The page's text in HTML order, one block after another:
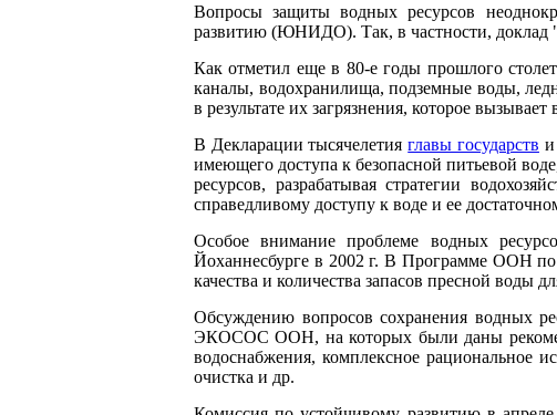
Вопросы защиты водных ресурсов
развитию (ЮНИДО). Так, в частности, доклад
Как отметил еще в 80-е годы прошлого
каналы, водохранилища, подземные воды,
в результате их загрязнения, которое
В Декларации тысячелетияглавы государств
имеющего доступа к безопасной питьевой
ресурсов, разрабатывая стратегии
справедливому доступу к воде и ее
Особое внимание проблеме водных
Йоханнесбурге в 2002 г. В Программе ООН
качества и количества запасов пресной воды
Обсуждению вопросов сохранения водных
ЭКОСОС ООН, на которых были даны
водоснабжения, комплексное рациональное
очистка и др.